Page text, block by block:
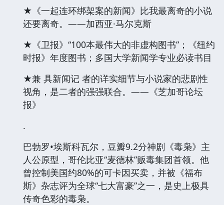
★《一起连环绑架案的新闻》比我最离奇的小说
还要离奇。——加西亚·马尔克斯
★《卫报》“100本最伟大的非虚构图书”；《纽约
时报》年度图书；多国大学新闻学专业必读书目
★兼 具新闻记 者的详实细节与小说家的悲剧性
视角，是二者的强强联合。——《芝加哥论坛
报》
.
巴勃罗•埃斯科瓦尔，豆瓣9.2分神剧《毒枭》主
人公原型，哥伦比亚“麦德林”贩毒集团首领。他
曾控制美国约80%的可卡因买卖，并被《福布
斯》杂志评为全球“七大富豪”之一，是史上极具
传奇色彩的毒枭。